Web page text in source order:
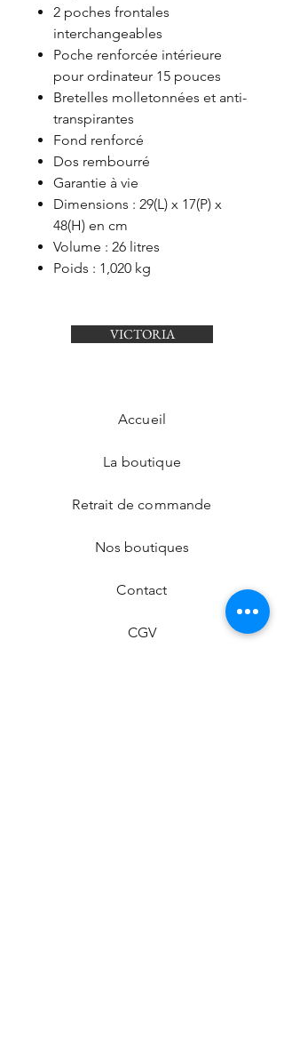
2 poches frontales
interchangeables
Poche renforcée intérieure
pour ordinateur 15 pouces
Bretelles molletonnées et anti-
transpirantes
Fond renforcé
Dos rembourré
Garantie à vie
Dimensions : 29(L) x 17(P) x
48(H) en cm
Volume : 26 litres
Poids : 1,020 kg
VICTORIA
Accueil
La boutique
Retrait de commande
Nos boutiques
Contact
CGV